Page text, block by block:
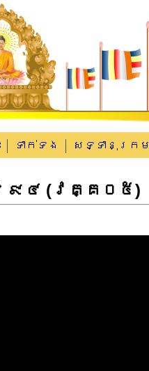
ទាក់​ទង
សទ្ទានុក្រម
៩៤ (វគ្គ០៥)